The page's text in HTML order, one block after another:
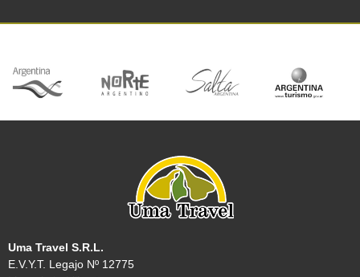
Uma Travel S.R.L.
E.V.Y.T. Legajo Nº 12775